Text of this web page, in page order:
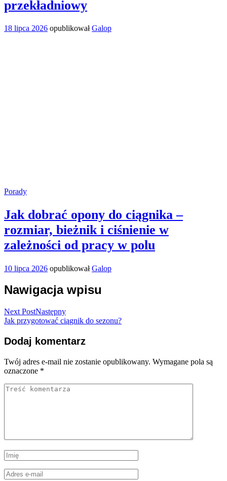
przekładniowy
18 lipca 2026 opublikowałGalop
Porady
Jak dobrać opony do ciągnika –
rozmiar, bieżnik i ciśnienie w
zależności od pracy w polu
10 lipca 2026 opublikowałGalop
Nawigacja wpisu
Next PostNastępny
Jak przygotować ciągnik do sezonu?
Dodaj komentarz
Twój adres e-mail nie zostanie opublikowany. Wymagane pola są
oznaczone *